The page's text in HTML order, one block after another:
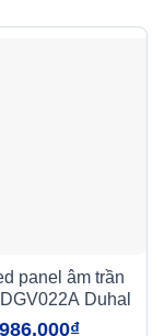
panel âm trần
Duhal
986.000₫